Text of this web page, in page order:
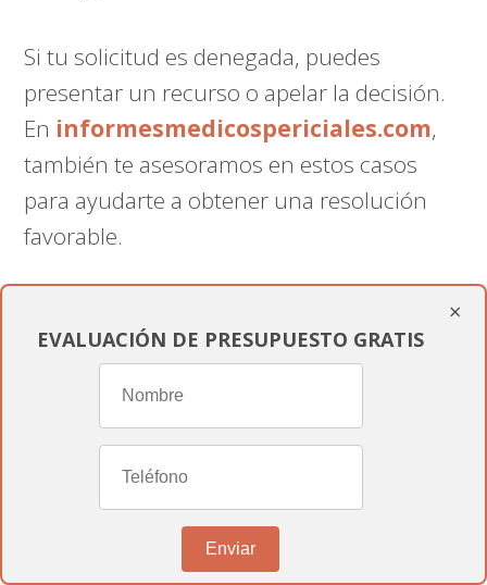
Si tu solicitud es denegada, puedes
presentar un recurso o apelar la decisión.
En informesmedicospericiales.com,
también te asesoramos en estos casos
para ayudarte a obtener una resolución
favorable.
tengo una incapacidad permanente
incapacidad permanente total
permite que puedas trabajar en otra
profesión distinta a la que realizabas antes
de la incapacidad.
×
EVALUACIÓN DE PRESUPUESTO GRATIS
Enviar